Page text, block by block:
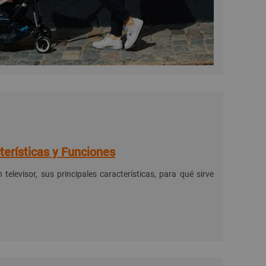
y Funciones
sus principales características, para qué sirve